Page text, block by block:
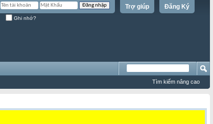
Đăng Ký
Trợ giúp
Ghi nhớ?
Tìm kiếm nâng cao